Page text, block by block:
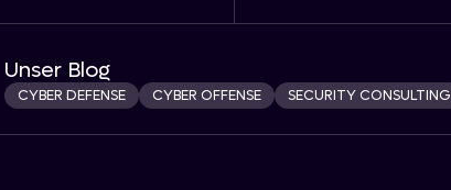
Unser Blog
CYBER DEFENSE CYBER OFFENSE SECURITY CONSULTING